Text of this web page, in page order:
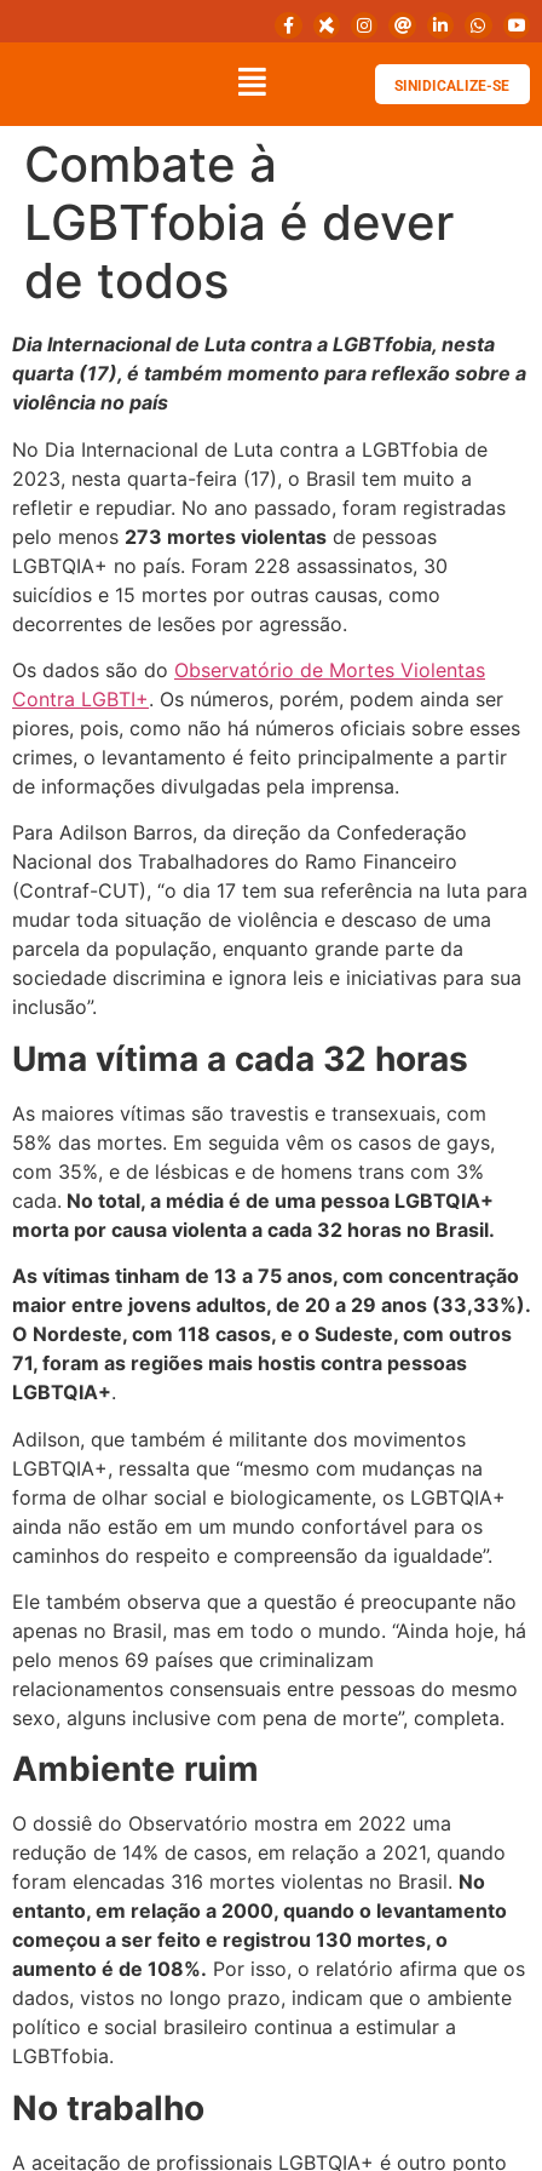
SINIDICALIZE-SE
Combate à
LGBTfobia é dever
de todos
Dia Internacional de Luta contra a LGBTfobia, nesta
quarta (17), é também momento para reflexão sobre a
violência no país
No Dia Internacional de Luta contra a LGBTfobia de
2023, nesta quarta-feira (17), o Brasil tem muito a
refletir e repudiar. No ano passado, foram registradas
pelo menos 273 mortes violentas de pessoas
LGBTQIA+ no país. Foram 228 assassinatos, 30
suicídios e 15 mortes por outras causas, como
decorrentes de lesões por agressão.
Os dados são do Observatório de Mortes Violentas
Contra LGBTI+. Os números, porém, podem ainda ser
piores, pois, como não há números oficiais sobre esses
crimes, o levantamento é feito principalmente a partir
de informações divulgadas pela imprensa.
Para Adilson Barros, da direção da Confederação
Nacional dos Trabalhadores do Ramo Financeiro
(Contraf-CUT), “o dia 17 tem sua referência na luta para
mudar toda situação de violência e descaso de uma
parcela da população, enquanto grande parte da
sociedade discrimina e ignora leis e iniciativas para sua
inclusão”.
Uma vítima a cada 32 horas
As maiores vítimas são travestis e transexuais, com
58% das mortes. Em seguida vêm os casos de gays,
com 35%, e de lésbicas e de homens trans com 3%
cada. No total, a média é de uma pessoa LGBTQIA+
morta por causa violenta a cada 32 horas no Brasil.
As vítimas tinham de 13 a 75 anos, com concentração
maior entre jovens adultos, de 20 a 29 anos (33,33%).
O Nordeste, com 118 casos, e o Sudeste, com outros
71, foram as regiões mais hostis contra pessoas
LGBTQIA+.
Adilson, que também é militante dos movimentos
LGBTQIA+, ressalta que “mesmo com mudanças na
forma de olhar social e biologicamente, os LGBTQIA+
ainda não estão em um mundo confortável para os
caminhos do respeito e compreensão da igualdade”.
Ele também observa que a questão é preocupante não
apenas no Brasil, mas em todo o mundo. “Ainda hoje, há
pelo menos 69 países que criminalizam
relacionamentos consensuais entre pessoas do mesmo
sexo, alguns inclusive com pena de morte”, completa.
Ambiente ruim
O dossiê do Observatório mostra em 2022 uma
redução de 14% de casos, em relação a 2021, quando
foram elencadas 316 mortes violentas no Brasil. No
entanto, em relação a 2000, quando o levantamento
começou a ser feito e registrou 130 mortes, o
aumento é de 108%. Por isso, o relatório afirma que os
dados, vistos no longo prazo, indicam que o ambiente
político e social brasileiro continua a estimular a
LGBTfobia.
No trabalho
A aceitação de profissionais LGBTQIA+ é outro ponto